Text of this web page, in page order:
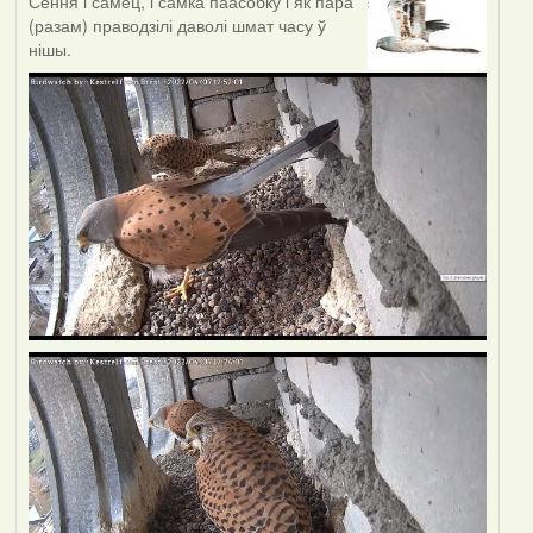
(разам) праводзілі даволі шмат часу ў
нішы.